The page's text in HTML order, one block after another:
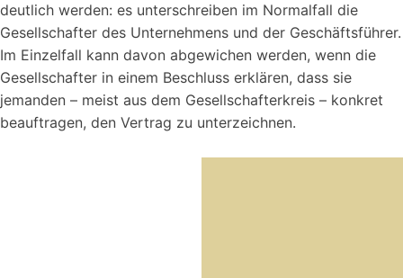
deutlich werden: es unterschreiben im Normalfall die
Gesellschafter des Unternehmens und der Geschäftsführer.
Im Einzelfall kann davon abgewichen werden, wenn die
Gesellschafter in einem Beschluss erklären, dass sie
jemanden – meist aus dem Gesellschafterkreis – konkret
beauftragen, den Vertrag zu unterzeichnen.